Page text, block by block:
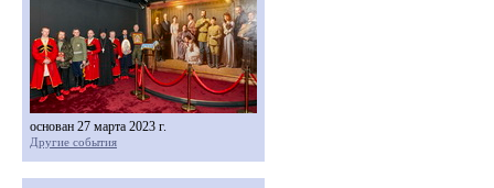
основан 27 марта 2023 г.
Другие события